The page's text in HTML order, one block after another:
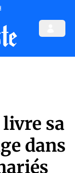
sa
dans